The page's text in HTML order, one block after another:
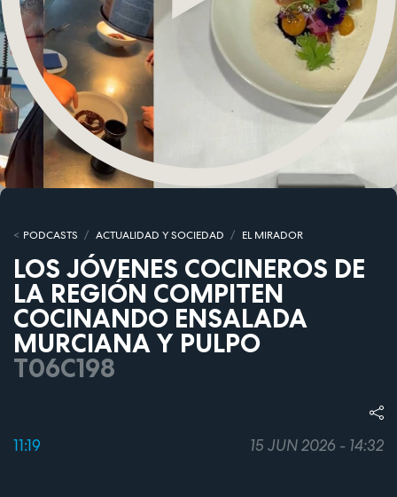
PODCASTS ACTUALIDAD Y SOCIEDAD EL MIRADOR
LOS JÓVENES COCINEROS DE
LA REGIÓN COMPITEN
COCINANDO ENSALADA
MURCIANA Y PULPO
T06C198
11:19 15 JUN 2026 - 14:32